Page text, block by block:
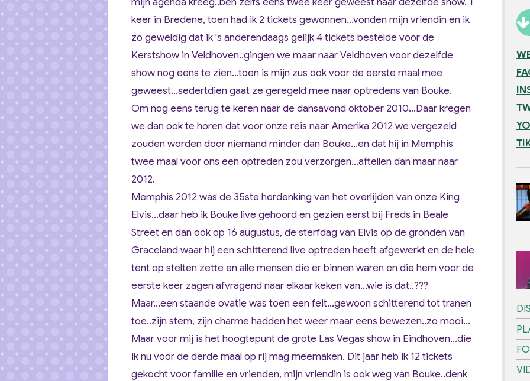
keer in Bredene, toen had ik 2 tickets gewonnen...vonden mijn vriendin en ik
zo geweldig dat ik 's anderendaags gelijk 4 tickets bestelde voor de
Kerstshow in Veldhoven..gingen we maar naar Veldhoven voor dezelfde
show nog eens te zien...toen is mijn zus ook voor de eerste maal mee
geweest...sedertdien gaat ze geregeld mee naar optredens van Bouke.
Om nog eens terug te keren naar de dansavond oktober 2010...Daar kregen
we dan ook te horen dat voor onze reis naar Amerika 2012 we vergezeld
zouden worden door niemand minder dan Bouke...en dat hij in Memphis
twee maal voor ons een optreden zou verzorgen...aftellen dan maar naar
2012.
Memphis 2012 was de 35ste herdenking van het overlijden van onze King
Elvis...daar heb ik Bouke live gehoord en gezien eerst bij Freds in Beale
Street en dan ook op 16 augustus, de sterfdag van Elvis op de gronden van
Graceland waar hij een schitterend live optreden heeft afgewerkt en de hele
tent op stelten zette en alle mensen die er binnen waren en die hem voor de
eerste keer zagen afvragend naar elkaar keken van...wie is dat..???
Maar...een staande ovatie was toen een feit...gewoon schitterend tot tranen
toe..zijn stem, zijn charme hadden het weer maar eens bewezen..zo mooi...
Maar voor mij is het hoogtepunt de grote Las Vegas show in Eindhoven...die
ik nu voor de derde maal op rij mag meemaken. Dit jaar heb ik 12 tickets
gekocht voor familie en vrienden, mijn vriendin is ook weg van Bouke..denk